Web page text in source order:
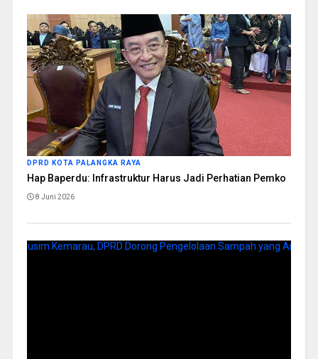
DPRD KOTA PALANGKA RAYA
Hap Baperdu: Infrastruktur Harus Jadi Perhatian Pemko
8 Juni 2026